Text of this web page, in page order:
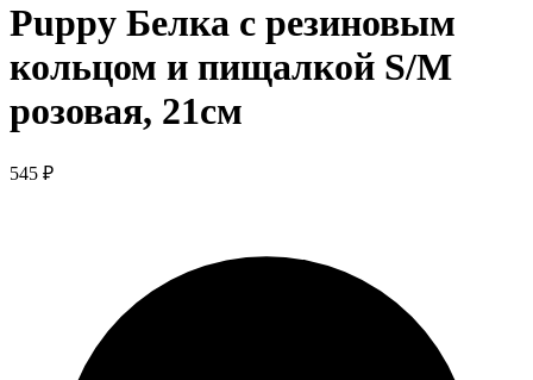
Puppy Белка с резиновым
кольцом и пищалкой S/M
розовая, 21см
545 ₽